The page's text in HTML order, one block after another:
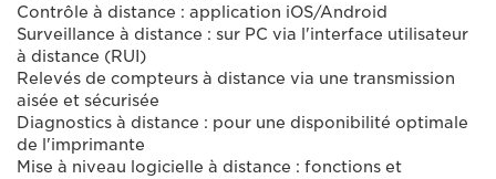
Contrôle à distance : application iOS/Android
Surveillance à distance : sur PC via l'interface utilisateur
à distance (RUI)
Relevés de compteurs à distance via une transmission
aisée et sécurisée
Diagnostics à distance : pour une disponibilité optimale
de l'imprimante
Mise à niveau logicielle à distance : fonctions et